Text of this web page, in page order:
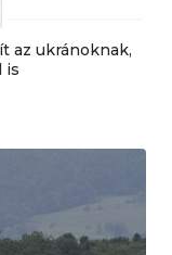
az ukránoknak,
is